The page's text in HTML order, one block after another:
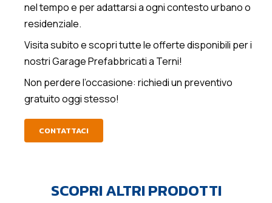
nel tempo e per adattarsi a ogni contesto urbano o
residenziale.
Visita subito e scopri tutte le offerte disponibili per i
nostri Garage Prefabbricati a Terni!
Non perdere l’occasione: richiedi un preventivo
gratuito oggi stesso!
CONTATTACI
SCOPRI ALTRI PRODOTTI